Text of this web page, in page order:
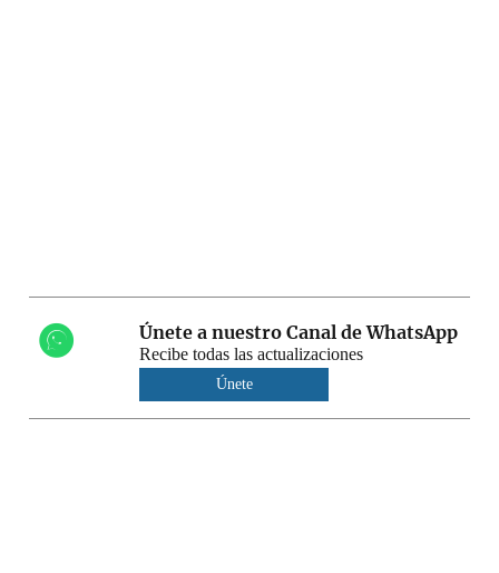
Únete a nuestro Canal de WhatsApp
Recibe todas las actualizaciones
Únete